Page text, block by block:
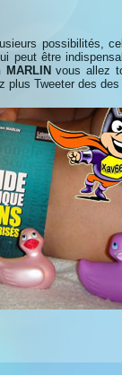
possibilités,
peut être
MARLIN vous allez
Tweeter des des